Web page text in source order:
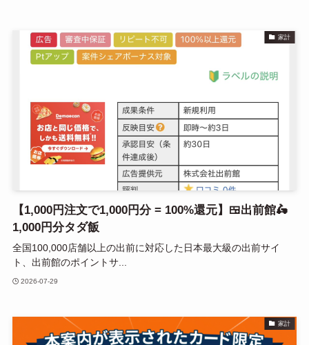
家計
【1,000円注文で1,000円分 = 100%還元】🍱出前館🛵
1,000円分タダ飯
全国100,000店舗以上の出前に対応した日本最大級の出前サイ
ト、出前館のポイントサ...
2026-07-29
家計